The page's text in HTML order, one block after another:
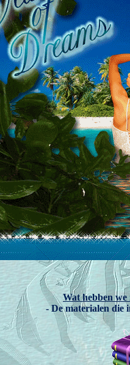
Wat hebben we
- De materialen die